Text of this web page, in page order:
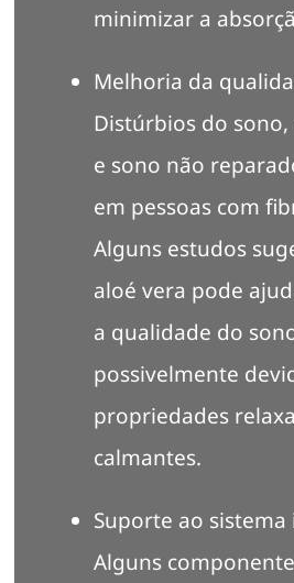
minimizar a
Melhoria da
Distúrbios do
e sono não
em pessoas com
Alguns estudos
aloé vera pode
a qualidade do
possivelmente
propriedades
calmantes.
Suporte ao
Alguns